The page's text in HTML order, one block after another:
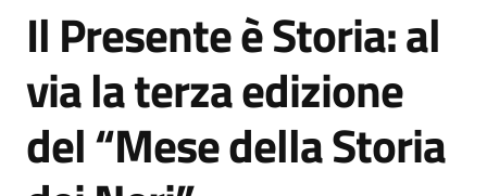
Amministrazione
Novità
Menu selezionato
Salta al contenuto
Il Presente è Storia: al
via la terza edizione
del “Mese della Storia